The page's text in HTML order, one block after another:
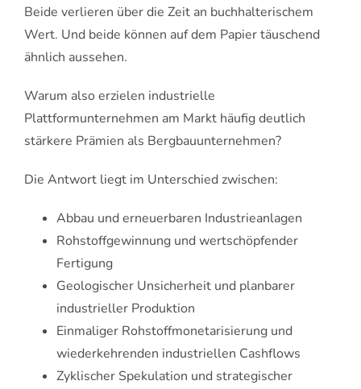
Beide verlieren über die Zeit an buchhalterischem
Wert. Und beide können auf dem Papier täuschend
ähnlich aussehen.
Warum also erzielen industrielle
Plattformunternehmen am Markt häufig deutlich
stärkere Prämien als Bergbauunternehmen?
Die Antwort liegt im Unterschied zwischen:
Abbau und erneuerbaren Industrieanlagen
Rohstoffgewinnung und wertschöpfender
Fertigung
Geologischer Unsicherheit und planbarer
industrieller Produktion
Einmaliger Rohstoffmonetarisierung und
wiederkehrenden industriellen Cashflows
Zyklischer Spekulation und strategischer